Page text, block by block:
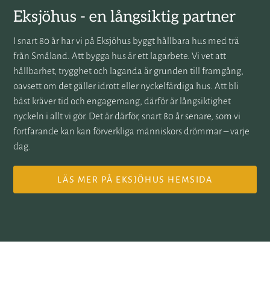
Eksjöhus - en långsiktig partner
I snart 80 år har vi på Eksjöhus byggt hållbara hus med trä
från Småland. Att bygga hus är ett lagarbete. Vi vet att
hållbarhet, trygghet och laganda är grunden till framgång,
oavsett om det gäller idrott eller nyckelfärdiga hus. Att bli
bäst kräver tid och engagemang, därför är långsiktighet
nyckeln i allt vi gör. Det är därför, snart 80 år senare, som vi
fortfarande kan kan förverkliga människors drömmar – varje
dag.
LÄS MER PÅ EKSJÖHUS HEMSIDA